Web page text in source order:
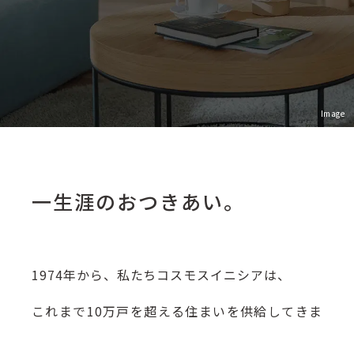
Image
一生涯のおつきあい。
1974年から、私たちコスモスイニシアは、
これまで10万戸を超える住まいを供給してきま